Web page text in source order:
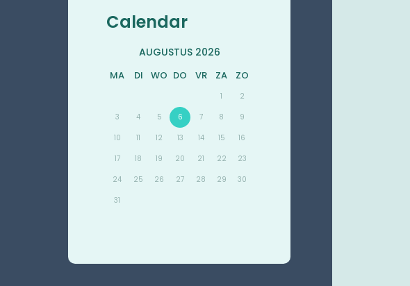
Calendar
AUGUSTUS 2026
MA DI WO DO VR ZA ZO
1 2
3 4 5 6 7 8 9
10 11 12 13 14 15 16
17 18 19 20 21 22 23
24 25 26 27 28 29 30
31